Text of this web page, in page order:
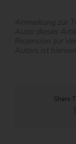
Anmerkung zur
Autor dieses
Rezension zur
Autors ist
Share